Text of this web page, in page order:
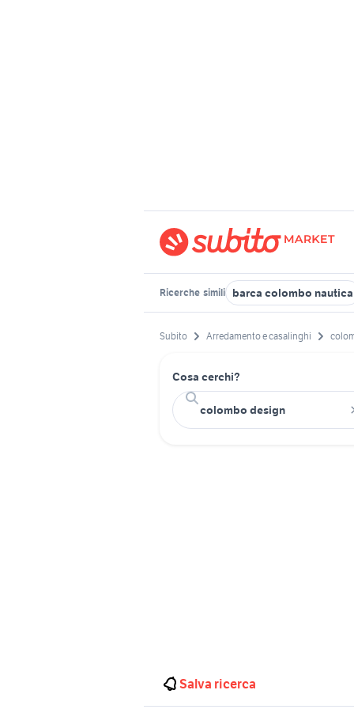
Ricerche simili barca colombo nautica
Subito Arredamento e casalinghi
Cosa cerchi?
Salva ricerca